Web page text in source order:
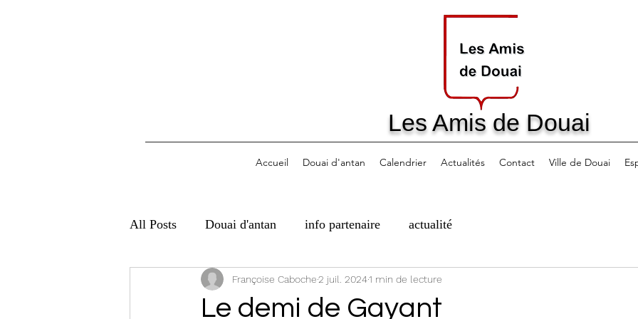
Les Amis de Douai
Accueil Douai d'antan Calendrier Actualités Contact Ville de Douai
All Posts Douai d'antan info partenaire actualité
Le demi de Gayant
Françoise Caboche2 juil. 20241 min de lecture